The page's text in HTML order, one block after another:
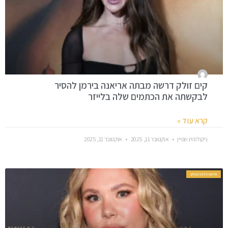
קים זולק דרשה מבתה אריאנה בירמן להסיר
לבקשתה את הכתמים שלה בלייזר
קרא עוד »
ניקולס וינשטיין אוקטובר 11, 2025 אוקטובר 11, 2025
חדשות סלבס בעולם